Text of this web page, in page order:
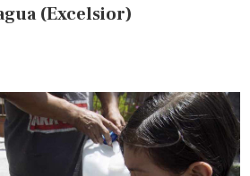
(Excelsior)